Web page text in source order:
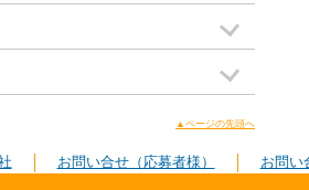
▲ページの先頭へ
お問い合せ（応募者様） お問い